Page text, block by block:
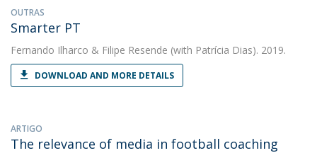
OUTRAS
Smarter PT
Fernando Ilharco & Filipe Resende (with Patrícia Dias). 2019.
DOWNLOAD AND MORE DETAILS
ARTIGO
The relevance of media in football coaching